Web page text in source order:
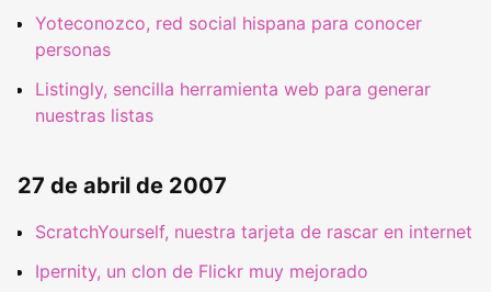
Yoteconozco, red social hispana para conocer
personas
Listingly, sencilla herramienta web para generar
nuestras listas
27 de abril de 2007
ScratchYourself, nuestra tarjeta de rascar en internet
Ipernity, un clon de Flickr muy mejorado